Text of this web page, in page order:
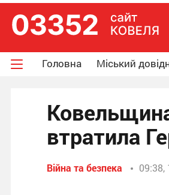
Головна Міський
втратила
Війна та безпека 09:38,